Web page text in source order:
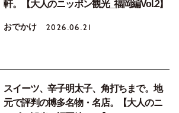
軒。【大人のニッポン観光_福岡編Vol.2】
おでかけ 2026.06.21
スイーツ、辛子明太子、角打ちまで。地
元で評判の博多名物・名店。【大人のニ